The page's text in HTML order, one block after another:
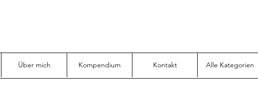
Über mich Kompendium Kontakt Alle Kategorien